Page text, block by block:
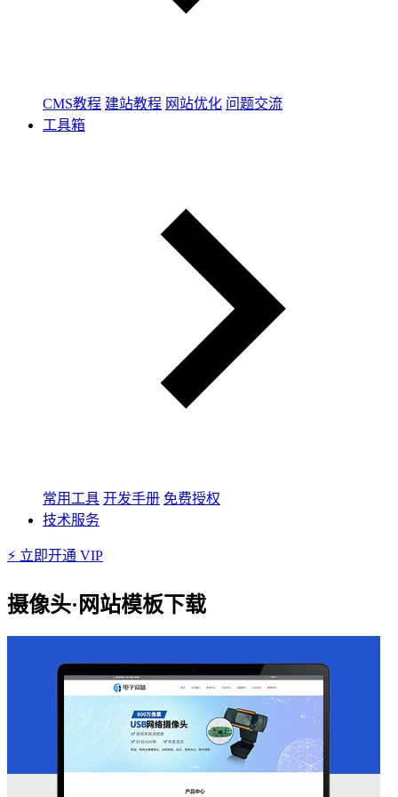
CMS教程 建站教程 网站优化 问题交流
工具箱
常用工具 开发手册 免费授权
技术服务
⚡ 立即开通 VIP
摄像头·网站模板下载